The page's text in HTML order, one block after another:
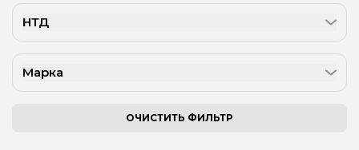
НТД
Марка
ОЧИСТИТЬ ФИЛЬТР